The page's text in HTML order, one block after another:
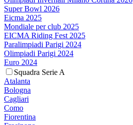
Super Bowl 2026
Eicma 2025
Mondiale per club 2025
EICMA Riding Fest 2025
Paralimpiadi Parigi 2024
Olimpiadi Parigi 2024
Euro 2024
Squadra Serie A
Atalanta
Bologna
Cagliari
Como
Fiorentina